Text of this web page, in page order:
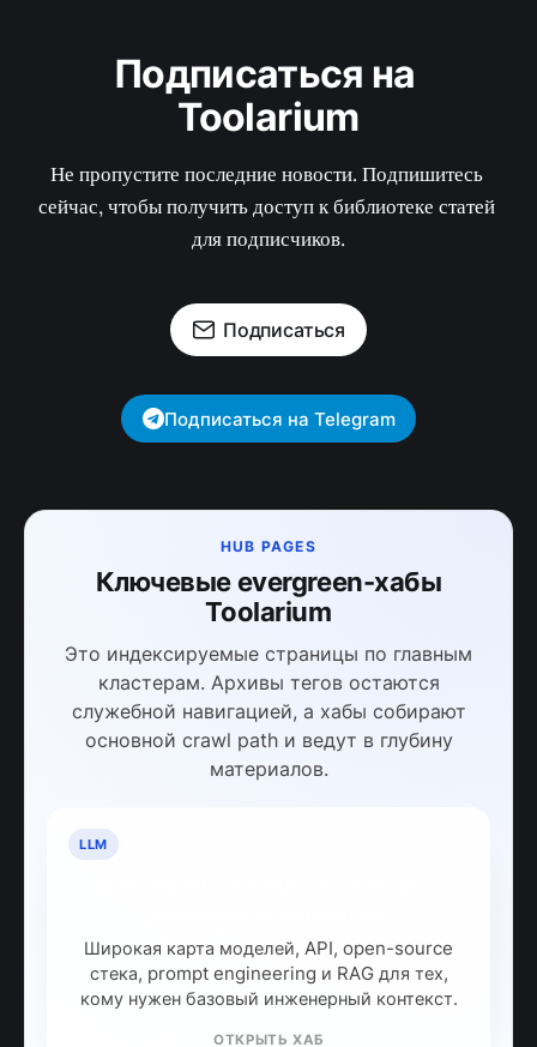
Подписаться на
Toolarium
Не пропустите последние новости. Подпишитесь
сейчас, чтобы получить доступ к библиотеке статей
для подписчиков.
Подписаться
Подписаться на Telegram
HUB PAGES
Ключевые evergreen-хабы
Toolarium
Это индексируемые страницы по главным
кластерам. Архивы тегов остаются
служебной навигацией, а хабы собирают
основной crawl path и ведут в глубину
материалов.
LLM
Широкая карта моделей, API, open-source
стека, prompt engineering и RAG для тех,
кому нужен базовый инженерный контекст.
ОТКРЫТЬ ХАБ